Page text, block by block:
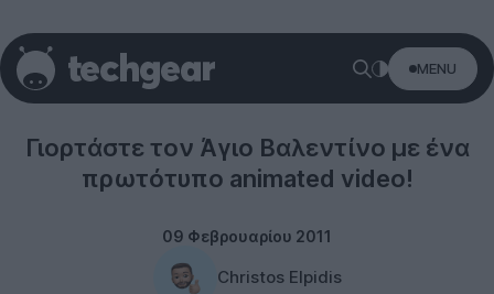
MENU
Γιορτάστε τον Άγιο Βαλεντίνο με ένα
πρωτότυπο animated video!
09 Φεβρουαρίου 2011
Christos Elpidis